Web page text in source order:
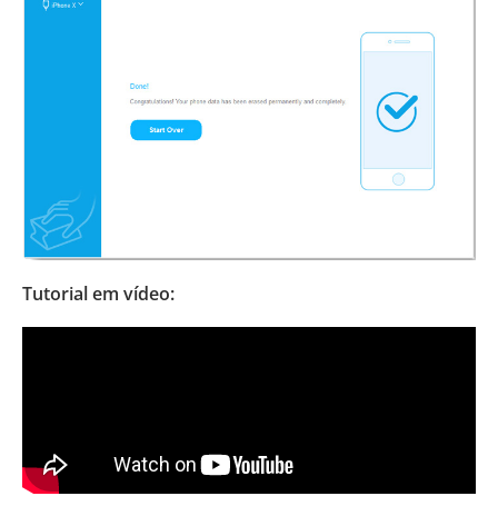
Tutorial em vídeo: